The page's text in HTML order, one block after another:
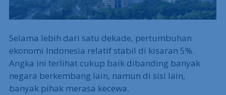
Selama lebih dari satu dekade, pertumbuhan
ekonomi Indonesia relatif stabil di kisaran 5%.
Angka ini terlihat cukup baik dibanding banyak
negara berkembang lain, namun di sisi lain,
banyak pihak merasa kecewa.